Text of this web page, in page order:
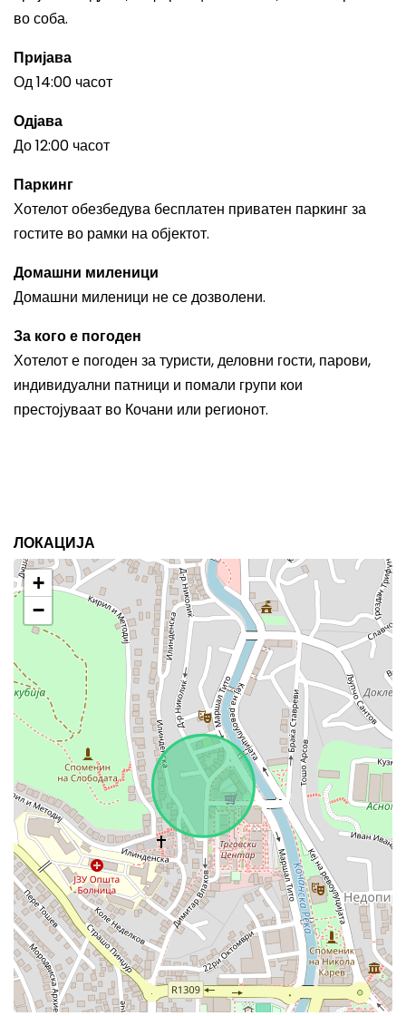
во соба.
Пријава
Од 14:00 часот
Одјава
До 12:00 часот
Паркинг
Хотелот обезбедува бесплатен приватен паркинг за
гостите во рамки на објектот.
Домашни миленици
Домашни миленици не се дозволени.
За кого е погоден
Хотелот е погоден за туристи, деловни гости, парови,
индивидуални патници и помали групи кои
престојуваат во Кочани или регионот.
ЛОКАЦИЈА
+
−